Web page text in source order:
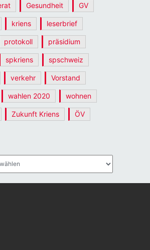
Gesundheit GV
kriens leserbrief
protokoll präsidium
spkriens spschweiz
verkehr Vorstand
wahlen 2020 wohnen
Zukunft Kriens ÖV